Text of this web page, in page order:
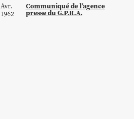
Avr.
1962
Communiqué de l’agence
presse du G.P.R.A.